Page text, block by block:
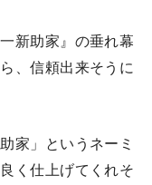
新助家』の垂れ幕
、信頼出来そうに
家」というネーミ
く仕上げてくれそ